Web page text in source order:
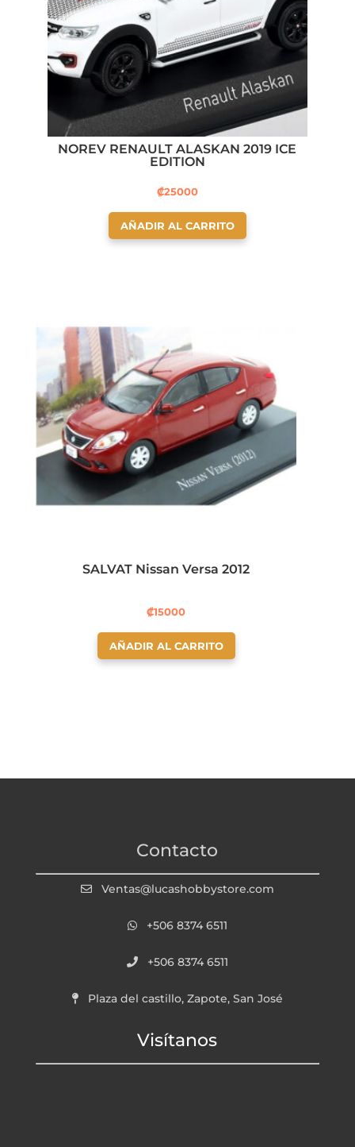
NOREV RENAULT ALASKAN 2019 ICE
EDITION
₡25000
AÑADIR AL CARRITO
SALVAT Nissan Versa 2012
₡15000
AÑADIR AL CARRITO
Contacto
Ventas@lucashobbystore.com
+506 8374 6511
+506 8374 6511
Plaza del castillo, Zapote, San José
Visítanos